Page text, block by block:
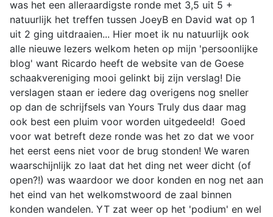
was het een alleraardigste ronde met 3,5 uit 5 +
natuurlijk het treffen tussen JoeyB en David wat op 1
uit 2 ging uitdraaien... Hier moet ik nu natuurlijk ook
alle nieuwe lezers welkom heten op mijn 'persoonlijke
blog' want Ricardo heeft de website van de Goese
schaakvereniging mooi gelinkt bij zijn verslag! Die
verslagen staan er iedere dag overigens nog sneller
op dan de schrijfsels van Yours Truly dus daar mag
ook best een pluim voor worden uitgedeeld! Goed
voor wat betreft deze ronde was het zo dat we voor
het eerst eens niet voor de brug stonden! We waren
waarschijnlijk zo laat dat het ding net weer dicht (of
open?!) was waardoor we door konden en nog net aan
het eind van het welkomstwoord de zaal binnen
konden wandelen. YT zat weer op het 'podium' en wel